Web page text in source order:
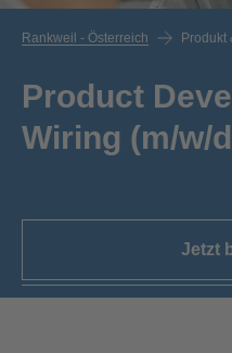
Rankweil - Österreich Produkt
Product
Wiring (m/w/
Jetzt